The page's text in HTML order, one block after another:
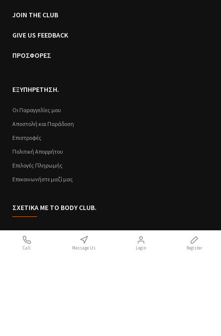
JOIN THE CLUB
GIVE US FEEDBACK
ΠΡΟΣΦΟΡΕΣ
ΕΞΥΠΗΡΕΤΗΣΗ.
Οι Παραγγελίες μου
Αποστολή και Παράδοση
Επιστροφές
Πολιτική Απορρήτου
Επιλογές Πληρωμής
Επικοινωνήστε μαζί μας
ΣΧΕΤΙΚΑ ΜΕ ΤΟ BODY CLUB.
Call Message Us Login Register